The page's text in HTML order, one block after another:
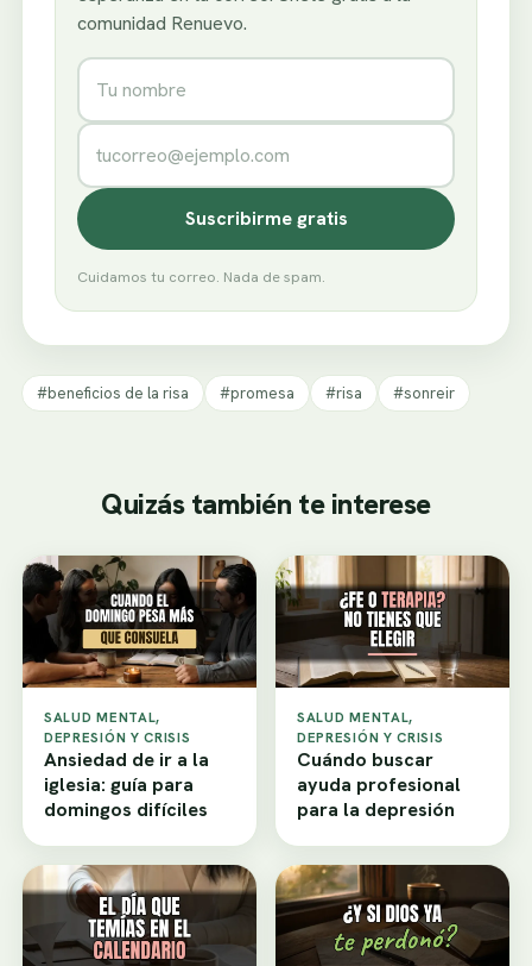
comunidad Renuevo.
Nombre
Correo electrónico
Suscribirme gratis
Cuidamos tu correo. Nada de spam.
#beneficios de la risa #promesa #risa #sonreir
Quizás también te interese
SALUD MENTAL,
DEPRESIÓN Y CRISIS
Ansiedad de ir a la
iglesia: guía para
domingos difíciles
SALUD MENTAL,
DEPRESIÓN Y CRISIS
Cuándo buscar
ayuda profesional
para la depresión